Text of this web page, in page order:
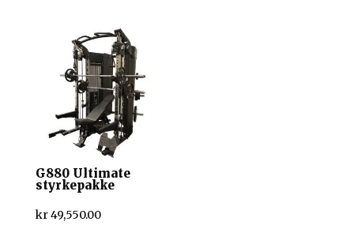
G880 Ultimate
styrkepakke
kr49,550.00